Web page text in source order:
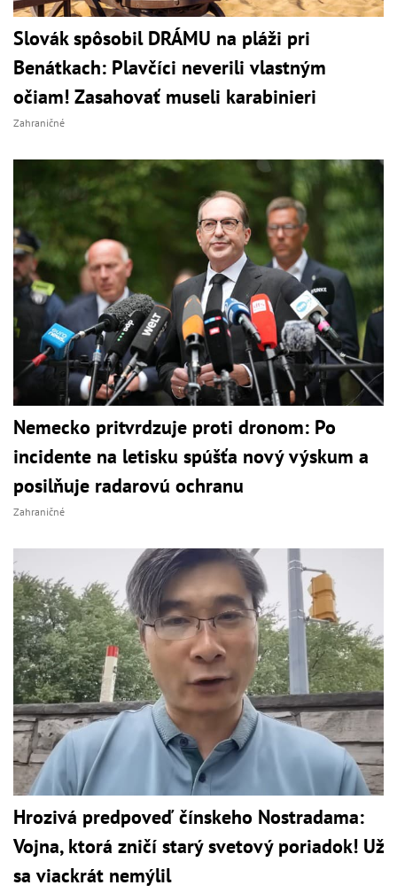
Slovák spôsobil DRÁMU na pláži pri
Benátkach: Plavčíci neverili vlastným
očiam! Zasahovať museli karabinieri
Zahraničné
Nemecko pritvrdzuje proti dronom: Po
incidente na letisku spúšťa nový výskum a
posilňuje radarovú ochranu
Zahraničné
Hrozivá predpoveď čínskeho Nostradama:
Vojna, ktorá zničí starý svetový poriadok! Už
sa viackrát nemýlil